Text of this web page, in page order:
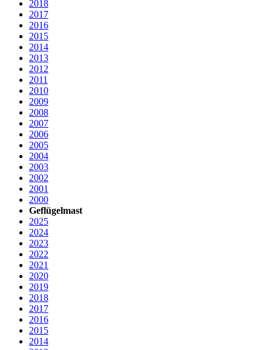
2018
2017
2016
2015
2014
2013
2012
2011
2010
2009
2008
2007
2006
2005
2004
2003
2002
2001
2000
Geflügelmast
2025
2024
2023
2022
2021
2020
2019
2018
2017
2016
2015
2014